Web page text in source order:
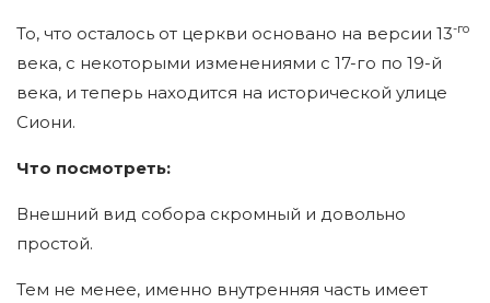
То, что осталось от церкви основано на версии 13-го
века, с некоторыми изменениями с 17-го по 19-й
века, и теперь находится на исторической улице
Сиони.
Что посмотреть:
Внешний вид собора скромный и довольно
простой.
Тем не менее, именно внутренняя часть имеет